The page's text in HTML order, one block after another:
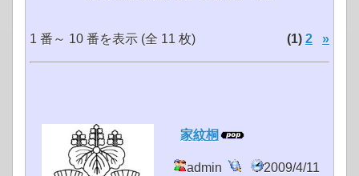
1 番～ 10 番を表示 (全 11 枚) (1) 2 »
家紋桐
admin
2009/4/11